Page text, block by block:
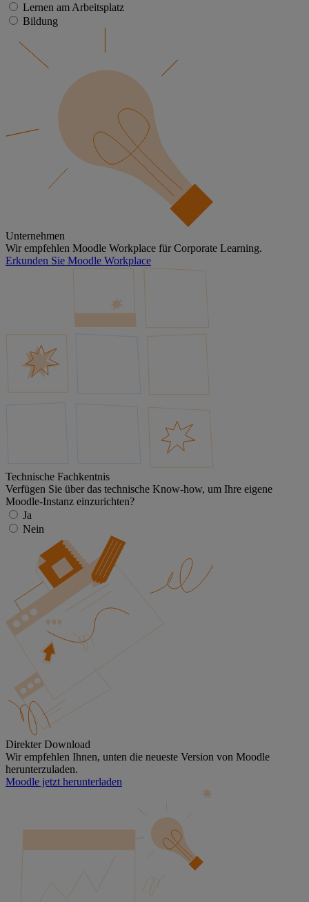
Lernen am Arbeitsplatz
Bildung
Unternehmen
Wir empfehlen Moodle Workplace für Corporate Learning.
Erkunden Sie Moodle Workplace
Technische Fachkentnis
Verfügen Sie über das technische Know-how, um Ihre eigene
Moodle-Instanz einzurichten?
Ja
Nein
Direkter Download
Wir empfehlen Ihnen, unten die neueste Version von Moodle
herunterzuladen.
Moodle jetzt herunterladen